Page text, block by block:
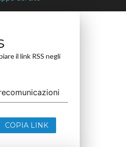
il link RSS negli
COPIA LINK